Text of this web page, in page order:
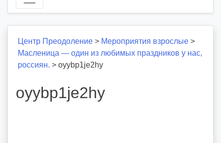
Центр Преодоление > Мероприятия взрослые >
Масленица — один из любимых праздников у нас,
россиян. > oyybp1je2hy
oyybp1je2hy